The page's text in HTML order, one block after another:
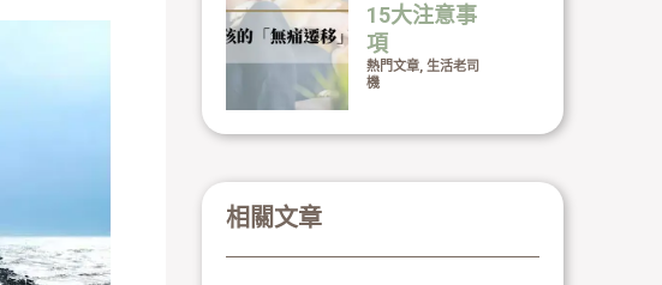
15大注意事
項
熱門文章,生活老司
機
相關文章